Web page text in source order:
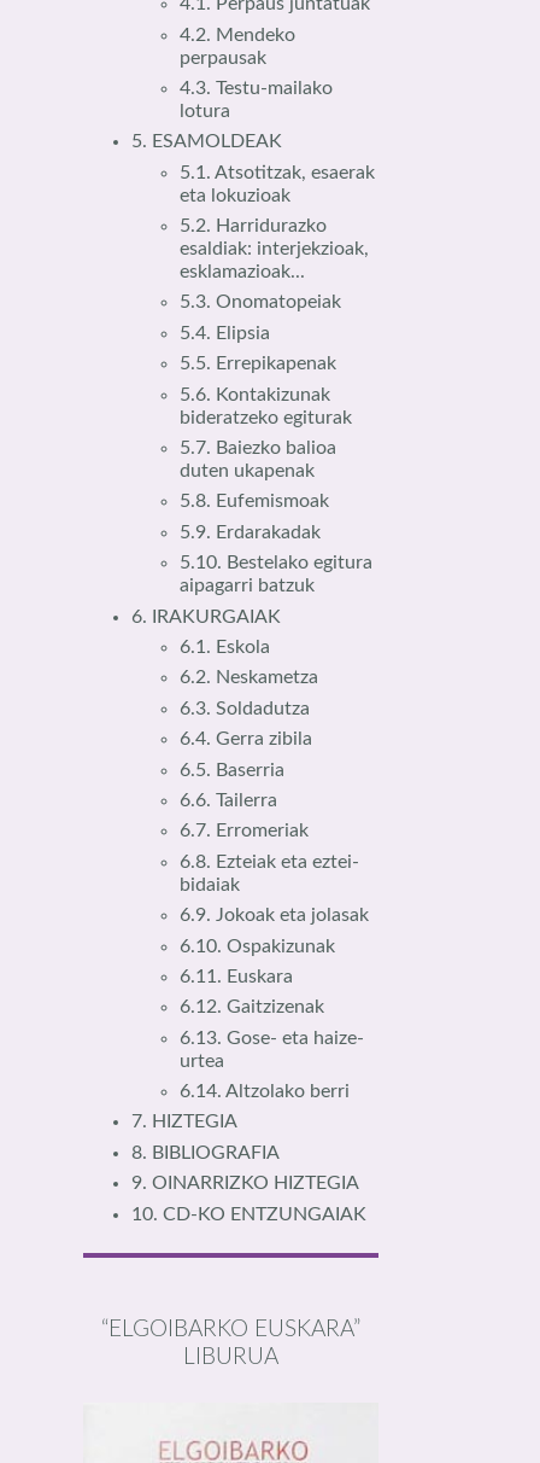
4.2. Mendeko
perpausak
4.3. Testu-mailako
lotura
5. ESAMOLDEAK
5.1. Atsotitzak, esaerak
eta lokuzioak
5.2. Harridurazko
esaldiak: interjekzioak,
esklamazioak...
5.3. Onomatopeiak
5.4. Elipsia
5.5. Errepikapenak
5.6. Kontakizunak
bideratzeko egiturak
5.7. Baiezko balioa
duten ukapenak
5.8. Eufemismoak
5.9. Erdarakadak
5.10. Bestelako egitura
aipagarri batzuk
6. IRAKURGAIAK
6.1. Eskola
6.2. Neskametza
6.3. Soldadutza
6.4. Gerra zibila
6.5. Baserria
6.6. Tailerra
6.7. Erromeriak
6.8. Ezteiak eta eztei-
bidaiak
6.9. Jokoak eta jolasak
6.10. Ospakizunak
6.11. Euskara
6.12. Gaitzizenak
6.13. Gose- eta haize-
urtea
6.14. Altzolako berri
7. HIZTEGIA
8. BIBLIOGRAFIA
9. OINARRIZKO HIZTEGIA
10. CD-KO ENTZUNGAIAK
“ELGOIBARKO EUSKARA”
LIBURUA